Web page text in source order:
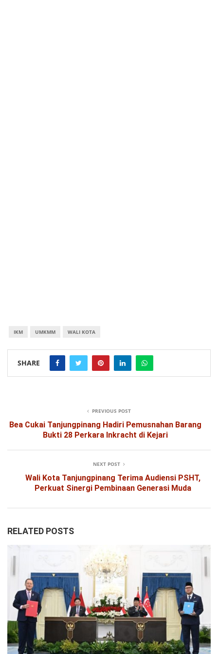
IKM UMKMM WALI KOTA
SHARE
PREVIOUS POST
Bea Cukai Tanjungpinang Hadiri Pemusnahan Barang
Bukti 28 Perkara Inkracht di Kejari
NEXT POST
Wali Kota Tanjungpinang Terima Audiensi PSHT,
Perkuat Sinergi Pembinaan Generasi Muda
RELATED POSTS